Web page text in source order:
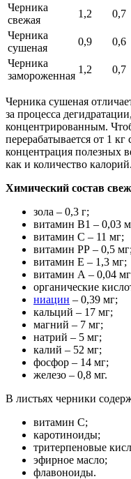
Черника
свежая
1,2 0,7
Черника
сушеная
0,9 0,6
Черника
замороженная
1,2 0,7
Черника сушеная
за процесса
концентрированным.
перерабатывается от 1
концентрация полезных
как и количество калорий.
Химический состав
зола – 0,3 г;
витамин В1 – 0,03
витамин С – 11 мг;
витамин РР – 0,5 мг;
витамин Е – 1,3 мг;
витамин А – 0,04
органические
ниацин – 0,39 мг;
кальций – 17 мг;
магний – 7 мг;
натрий – 5 мг;
калий – 52 мг;
фосфор – 14 мг;
железо – 0,8 мг.
В листьях черники
витамин С;
каротиноиды;
тритерпеновые
эфирное масло;
флавоноиды.